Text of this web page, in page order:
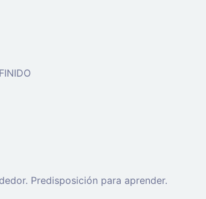
Predisposición para aprender.